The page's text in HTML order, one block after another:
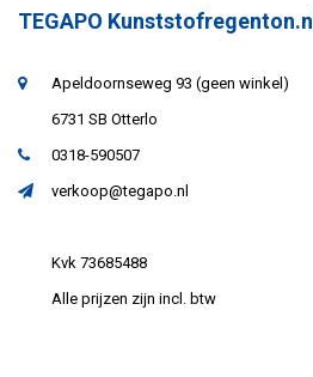
TEGAPO Kunststofregenton.nl
Apeldoornseweg 93 (geen winkel)
6731 SB Otterlo
0318-590507
verkoop@tegapo.nl
Kvk 73685488
Alle prijzen zijn incl. btw